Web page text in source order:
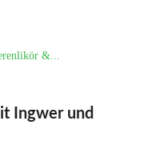
&...
Ingwer und